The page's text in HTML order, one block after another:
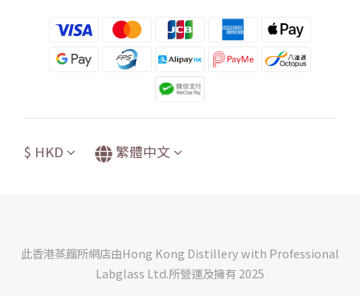
$ HKD 繁體中文
此香港蒸餾所網店由Hong Kong Distillery with Professional
Labglass Ltd.所營運及擁有 2025